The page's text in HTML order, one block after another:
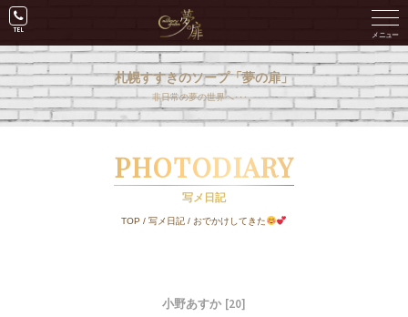
札幌すすきのソープ「夢の扉」
非日常の夢の世界へ･･･。
PHOTODIARY
写メ日記
TOP /写メ日記 / おでかけしてきた
小野あすか [20]